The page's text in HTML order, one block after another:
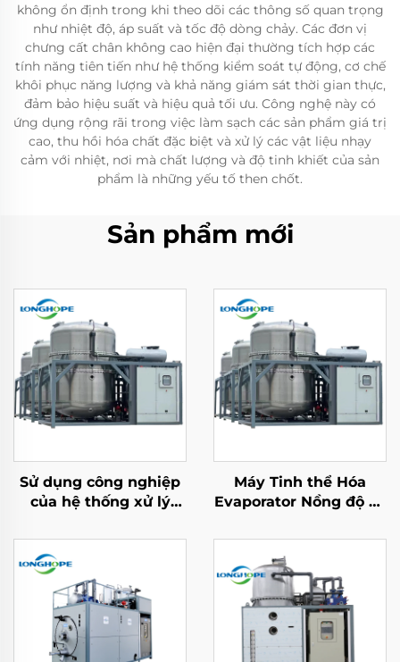
không ổn định trong khi theo dõi các thông số quan trọng
như nhiệt độ, áp suất và tốc độ dòng chảy. Các đơn vị
chưng cất chân không cao hiện đại thường tích hợp các
tính năng tiên tiến như hệ thống kiểm soát tự động, cơ chế
khôi phục năng lượng và khả năng giám sát thời gian thực,
đảm bảo hiệu suất và hiệu quả tối ưu. Công nghệ này có
ứng dụng rộng rãi trong việc làm sạch các sản phẩm giá trị
cao, thu hồi hóa chất đặc biệt và xử lý các vật liệu nhạy
cảm với nhiệt, nơi mà chất lượng và độ tinh khiết của sản
phẩm là những yếu tố then chốt.
Sản phẩm mới
Sử dụng công nghiệp
của hệ thống xử lý
chân không
Evaporator máy nhà
máy sản xuất
Máy Tinh thể Hóa
Evaporator Nồng độ và
Công nghiệp cho Xả
Chất Lỏng Không ZLD